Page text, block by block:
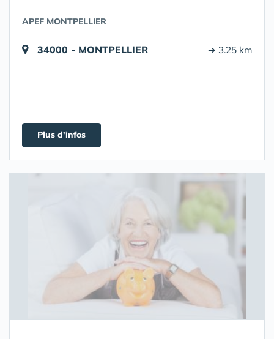
APEF MONTPELLIER
34000 - MONTPELLIER ➔ 3.25 km
Plus d'infos